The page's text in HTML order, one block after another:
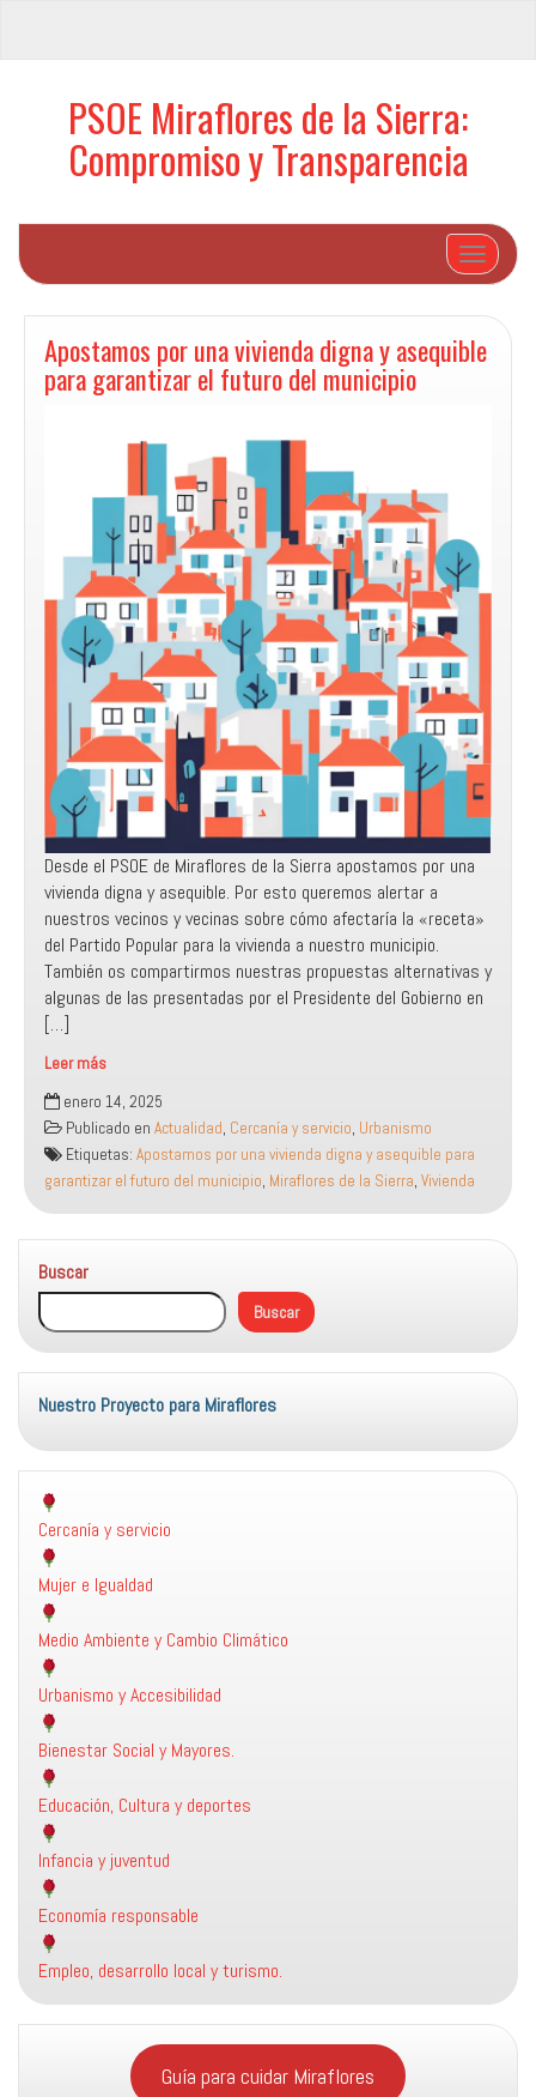
PSOE Miraflores de la Sierra:
Compromiso y Transparencia
Cambiar
Apostamos por una vivienda digna y asequible
para garantizar el futuro del municipio
Desde el PSOE de Miraflores de la Sierra apostamos por una
vivienda digna y asequible. Por esto queremos alertar a
nuestros vecinos y vecinas sobre cómo afectaría la «receta»
del Partido Popular para la vivienda a nuestro municipio.
También os compartirmos nuestras propuestas alternativas y
algunas de las presentadas por el Presidente del Gobierno en
[…]
Leer más
Apostamos
por
una
vivienda
digna
y
asequible
para
garantizar
el
futuro
del
municipio
enero 14, 2025
Publicado en Actualidad, Cercanía y servicio, Urbanismo
Etiquetas: Apostamos por una vivienda digna y asequible para
garantizar el futuro del municipio, Miraflores de la Sierra, Vivienda
Buscar
Buscar
Nuestro Proyecto para Miraflores
Cercanía y servicio
Mujer e Igualdad
Medio Ambiente y Cambio Climático
Urbanismo y Accesibilidad
Bienestar Social y Mayores.
Educación, Cultura y deportes
Infancia y juventud
Economía responsable
Empleo, desarrollo local y turismo.
Guía para cuidar Miraflores